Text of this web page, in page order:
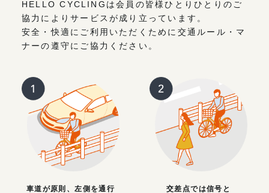
HELLO CYCLINGは会員の皆様ひとりひとりのご
協力によりサービスが成り立っています。
安全・快適にご利用いただくために交通ルール・マ
ナーの遵守にご協力ください。
車道が原則、左側を通行
交差点では信号と